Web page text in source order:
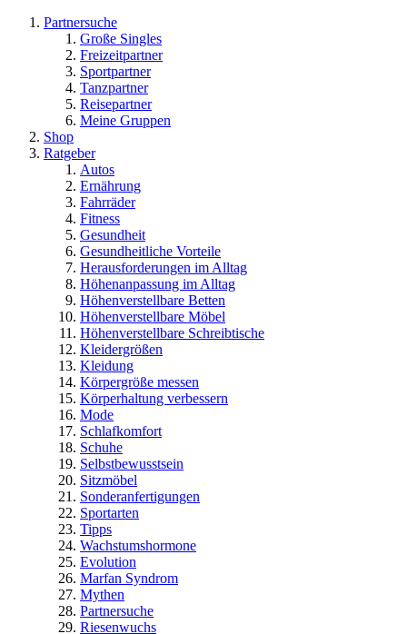
Partnersuche
Große Singles
Freizeitpartner
Sportpartner
Tanzpartner
Reisepartner
Meine Gruppen
Shop
Ratgeber
Autos
Ernährung
Fahrräder
Fitness
Gesundheit
Gesundheitliche Vorteile
Herausforderungen im Alltag
Höhenanpassung im Alltag
Höhenverstellbare Betten
Höhenverstellbare Möbel
Höhenverstellbare Schreibtische
Kleidergrößen
Kleidung
Körpergröße messen
Körperhaltung verbessern
Mode
Schlafkomfort
Schuhe
Selbstbewusstsein
Sitzmöbel
Sonderanfertigungen
Sportarten
Tipps
Wachstumshormone
Evolution
Marfan Syndrom
Mythen
Partnersuche
Riesenwuchs